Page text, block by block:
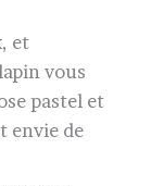
et
vous
pastel et
envie de